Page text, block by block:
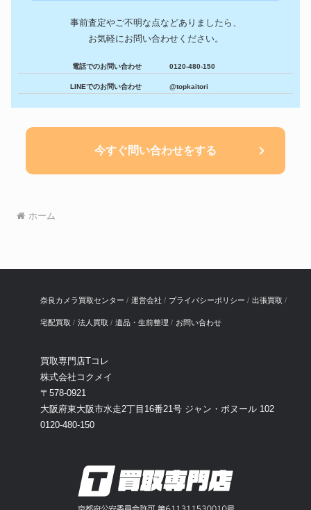
事前査定やご不明な点などありましたら、
お気軽にお問い合わせください。
電話でのお問い合わせ 0120-480-150
LINEでのお問い合わせ @topkaitori
今すぐ問い合わせをする
ホーム
奈良カメラ買取センター 運営会社 プライバシーポリシー 出張買取
宅配買取 法人買取 遺品・生前整理 お問い合わせ
買取専門店Tコレ
株式会社コクメイ
〒578-0921
大阪府東大阪市水走2丁目16番21号 ジャン・ボヌール 102
0120-480-150